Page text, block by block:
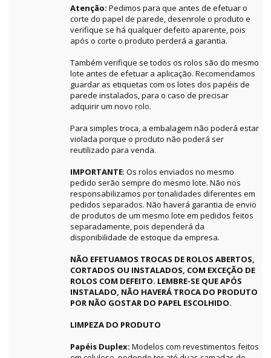
Atenção: Pedimos para que antes de efetuar o
corte do papel de parede, desenrole o produto e
verifique se há qualquer defeito aparente, pois
após o corte o produto perderá a garantia.
Também verifique se todos os rolos são do mesmo
lote antes de efetuar a aplicação. Recomendamos
guardar as etiquetas com os lotes dos papéis de
parede instalados, para o caso de precisar
adquirir um novo rolo.
Para simples troca, a embalagem não poderá estar
violada porque o produto não poderá ser
reutilizado para venda.
IMPORTANTE: Os rolos enviados no mesmo
pedido serão sempre do mesmo lote. Não nos
responsabilizamos por tonalidades diferentes em
pedidos separados. Não haverá garantia de envio
de produtos de um mesmo lote em pedidos feitos
separadamente, pois dependerá da
disponibilidade de estoque da empresa.
NÃO EFETUAMOS TROCAS DE ROLOS ABERTOS,
CORTADOS OU INSTALADOS, COM EXCEÇÃO DE
ROLOS COM DEFEITO. LEMBRE-SE QUE APÓS
INSTALADO, NÃO HAVERÁ TROCA DO PRODUTO
POR NÃO GOSTAR DO PAPEL ESCOLHIDO.
LIMPEZA DO PRODUTO
Papéis Duplex: Modelos com revestimentos feitos